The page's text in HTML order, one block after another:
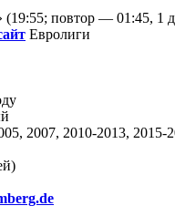
(19:55; повтор — 01:45, 1
Евролиги
2007, 2010-2013, 2015-